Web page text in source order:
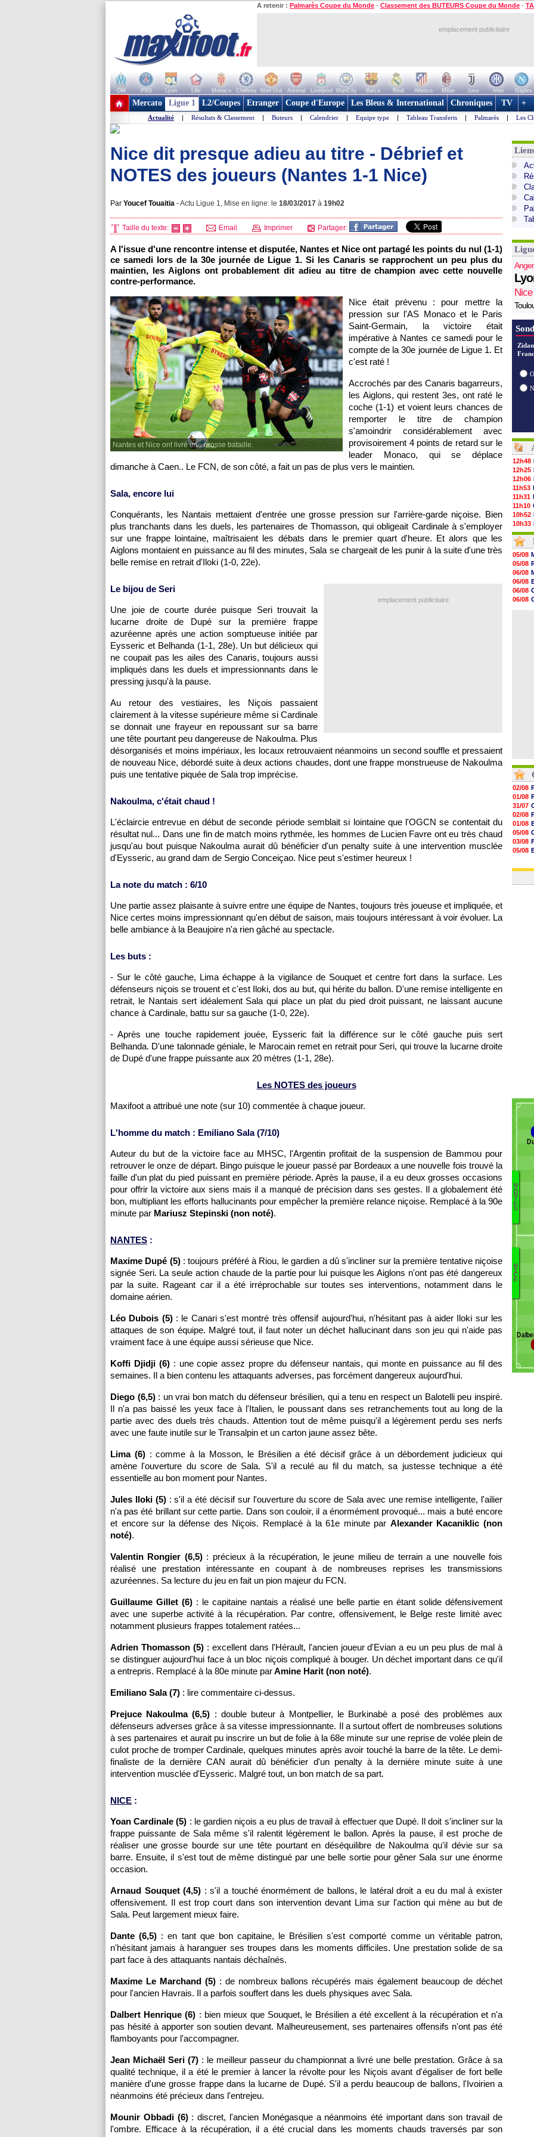
A retenir : Palmarès Coupe du Monde - Classement des BUTEURS Coupe du Monde -
emplacement publicitaire
OM PSG Lyon Lille Monaco Chelsea Man Utd Arsenal Liverpool ManCity Barca Real Atletico Milan Juve Inter Naples
+ de clubs
Mercato Ligue 1 L2/Coupes Etranger Coupe d'Europe Les Bleus & International Chroniques TV +
Actualité | Résultats & Classement | Buteurs | Calendrier | Equipe type | Tableau Transferts | Palmarès | Les
Nice dit presque adieu au titre - Débrief et
NOTES des joueurs (Nantes 1-1 Nice)
Par Youcef Touaitia -Actu Ligue 1, Mise en ligne: le 18/03/2017 à 19h02
Taille du texte: Email Imprimer Partager:
A l'issue d'une rencontre intense et disputée, Nantes et Nice ont partagé les points du nul (1-1)
ce samedi lors de la 30e journée de Ligue 1. Si les Canaris se rapprochent un peu plus du
maintien, les Aiglons ont probablement dit adieu au titre de champion avec cette nouvelle
contre-performance.
Nantes et Nice ont livré une grosse bataille.
Nice était prévenu : pour mettre la
pression sur l'AS Monaco et le Paris
Saint-Germain, la victoire était
impérative à Nantes ce samedi pour le
compte de la 30e journée de Ligue 1. Et
c'est raté !
Accrochés par des Canaris bagarreurs,
les Aiglons, qui restent 3es, ont raté le
coche (1-1) et voient leurs chances de
remporter le titre de champion
s'amoindrir considérablement avec
provisoirement 4 points de retard sur le
leader Monaco, qui se déplace
dimanche à Caen.. Le FCN, de son côté, a fait un pas de plus vers le maintien.
Sala, encore lui
Conquérants, les Nantais mettaient d'entrée une grosse pression sur l'arrière-garde niçoise. Bien
plus tranchants dans les duels, les partenaires de Thomasson, qui obligeait Cardinale à s'employer
sur une frappe lointaine, maîtrisaient les débats dans le premier quart d'heure. Et alors que les
Aiglons montaient en puissance au fil des minutes, Sala se chargeait de les punir à la suite d'une très
belle remise en retrait d'Iloki (1-0, 22e).
emplacement publicitaire
Le bijou de Seri
Une joie de courte durée puisque Seri trouvait la
lucarne droite de Dupé sur la première frappe
azuréenne après une action somptueuse initiée par
Eysseric et Belhanda (1-1, 28e). Un but délicieux qui
ne coupait pas les ailes des Canaris, toujours aussi
impliqués dans les duels et impressionnants dans le
pressing jusqu'à la pause.
Au retour des vestiaires, les Niçois passaient
clairement à la vitesse supérieure même si Cardinale
se donnait une frayeur en repoussant sur sa barre
une tête pourtant peu dangereuse de Nakoulma. Plus
désorganisés et moins impériaux, les locaux retrouvaient néanmoins un second souffle et pressaient
de nouveau Nice, débordé suite à deux actions chaudes, dont une frappe monstrueuse de Nakoulma
puis une tentative piquée de Sala trop imprécise.
Nakoulma, c'était chaud !
L'éclaircie entrevue en début de seconde période semblait si lointaine que l'OGCN se contentait du
résultat nul... Dans une fin de match moins rythmée, les hommes de Lucien Favre ont eu très chaud
jusqu'au bout puisque Nakoulma aurait dû bénéficier d'un penalty suite à une intervention musclée
d'Eysseric, au grand dam de Sergio Conceiçao. Nice peut s'estimer heureux !
La note du match : 6/10
Une partie assez plaisante à suivre entre une équipe de Nantes, toujours très joueuse et impliquée, et
Nice certes moins impressionnant qu'en début de saison, mais toujours intéressant à voir évoluer. La
belle ambiance à la Beaujoire n'a rien gâché au spectacle.
Les buts :
- Sur le côté gauche, Lima échappe à la vigilance de Souquet et centre fort dans la surface. Les
défenseurs niçois se trouent et c'est Iloki, dos au but, qui hérite du ballon. D'une remise intelligente en
retrait, le Nantais sert idéalement Sala qui place un plat du pied droit puissant, ne laissant aucune
chance à Cardinale, battu sur sa gauche (1-0, 22e).
- Après une touche rapidement jouée, Eysseric fait la différence sur le côté gauche puis sert
Belhanda. D'une talonnade géniale, le Marocain remet en retrait pour Seri, qui trouve la lucarne droite
de Dupé d'une frappe puissante aux 20 mètres (1-1, 28e).
Les NOTES des joueurs
Maxifoot a attribué une note (sur 10) commentée à chaque joueur.
L'homme du match : Emiliano Sala (7/10)
Auteur du but de la victoire face au MHSC, l'Argentin profitait de la suspension de Bammou pour
retrouver le onze de départ. Bingo puisque le joueur passé par Bordeaux a une nouvelle fois trouvé la
faille d'un plat du pied puissant en première période. Après la pause, il a eu deux grosses occasions
pour offrir la victoire aux siens mais il a manqué de précision dans ses gestes. Il a globalement été
bon, multipliant les efforts hallucinants pour empêcher la première relance niçoise. Remplacé à la 90e
minute par Mariusz Stepinski (non noté).
NANTES :
Maxime Dupé (5): toujours préféré à Riou, le gardien a dû s'incliner sur la première tentative niçoise
signée Seri. La seule action chaude de la partie pour lui puisque les Aiglons n'ont pas été dangereux
par la suite. Rageant car il a été irréprochable sur toutes ses interventions, notamment dans le
domaine aérien.
Léo Dubois (5): le Canari s'est montré très offensif aujourd'hui, n'hésitant pas à aider Iloki sur les
attaques de son équipe. Malgré tout, il faut noter un déchet hallucinant dans son jeu qui n'aide pas
vraiment face à une équipe aussi sérieuse que Nice.
Koffi Djidji (6): une copie assez propre du défenseur nantais, qui monte en puissance au fil des
semaines. Il a bien contenu les attaquants adverses, pas forcément dangereux aujourd'hui.
Diego (6,5): un vrai bon match du défenseur brésilien, qui a tenu en respect un Balotelli peu inspiré.
Il n'a pas baissé les yeux face à l'Italien, le poussant dans ses retranchements tout au long de la
partie avec des duels très chauds. Attention tout de même puisqu'il a légèrement perdu ses nerfs
avec une faute inutile sur le Transalpin et un carton jaune assez bête.
Lima (6): comme à la Mosson, le Brésilien a été décisif grâce à un débordement judicieux qui
amène l'ouverture du score de Sala. S'il a reculé au fil du match, sa justesse technique a été
essentielle au bon moment pour Nantes.
Jules Iloki (5): s'il a été décisif sur l'ouverture du score de Sala avec une remise intelligente, l'ailier
n'a pas été brillant sur cette partie. Dans son couloir, il a énormément provoqué... mais a buté encore
et encore sur la défense des Niçois. Remplacé à la 61e minute par Alexander Kacaniklic (non
noté).
Valentin Rongier (6,5): précieux à la récupération, le jeune milieu de terrain a une nouvelle fois
réalisé une prestation intéressante en coupant à de nombreuses reprises les transmissions
azuréennes. Sa lecture du jeu en fait un pion majeur du FCN.
Guillaume Gillet (6): le capitaine nantais a réalisé une belle partie en étant solide défensivement
avec une superbe activité à la récupération. Par contre, offensivement, le Belge reste limité avec
notamment plusieurs frappes totalement ratées...
Adrien Thomasson (5): excellent dans l'Hérault, l'ancien joueur d'Evian a eu un peu plus de mal à
se distinguer aujourd'hui face à un bloc niçois compliqué à bouger. Un déchet important dans ce qu'il
a entrepris. Remplacé à la 80e minute parAmine Harit (non noté).
Emiliano Sala (7) : lire commentaire ci-dessus.
Prejuce Nakoulma (6,5) : double buteur à Montpellier, le Burkinabè a posé des problèmes aux
défenseurs adverses grâce à sa vitesse impressionnante. Il a surtout offert de nombreuses solutions
à ses partenaires et aurait pu inscrire un but de folie à la 68e minute sur une reprise de volée plein de
culot proche de tromper Cardinale, quelques minutes après avoir touché la barre de la tête. Le demi-
finaliste de la dernière CAN aurait dû bénéficier d'un penalty à la dernière minute suite à une
intervention musclée d'Eysseric. Malgré tout, un bon match de sa part.
NICE :
Yoan Cardinale (5) : le gardien niçois a eu plus de travail à effectuer que Dupé. Il doit s'incliner sur la
frappe puissante de Sala même s'il ralentit légèrement le ballon. Après la pause, il est proche de
réaliser une grosse bourde sur une tête pourtant en déséquilibre de Nakoulma qu'il dévie sur sa
barre. Ensuite, il s'est tout de même distingué par une belle sortie pour gêner Sala sur une énorme
occasion.
Arnaud Souquet (4,5) : s'il a touché énormément de ballons, le latéral droit a eu du mal à exister
offensivement. Il est trop court dans son intervention devant Lima sur l'action qui mène au but de
Sala. Peut largement mieux faire.
Dante (6,5) : en tant que bon capitaine, le Brésilien s'est comporté comme un véritable patron,
n'hésitant jamais à haranguer ses troupes dans les moments difficiles. Une prestation solide de sa
part face à des attaquants nantais déchaînés.
Maxime Le Marchand (5): de nombreux ballons récupérés mais également beaucoup de déchet
pour l'ancien Havrais. Il a parfois souffert dans les duels physiques avec Sala.
Dalbert Henrique (6) : bien mieux que Souquet, le Brésilien a été excellent à la récupération et n'a
pas hésité à apporter son soutien devant. Malheureusement, ses partenaires offensifs n'ont pas été
flamboyants pour l'accompagner.
Jean Michaël Seri (7): le meilleur passeur du championnat a livré une belle prestation. Grâce à sa
qualité technique, il a été le premier à lancer la révolte pour les Niçois avant d'égaliser de fort belle
manière d'une grosse frappe dans la lucarne de Dupé. S'il a perdu beaucoup de ballons, l'Ivoirien a
néanmoins été précieux dans l'entrejeu.
Mounir Obbadi (6): discret, l'ancien Monégasque a néanmoins été important dans son travail de
l'ombre. Efficace à la récupération, il a été crucial dans les moments chauds traversés par son
Nice
12h48
12h25
12h06
11h53
11h31
11h10
10h52
10h33
10h12
10h09
10h05
09h44
09h24
09h06
08h44
08h22
06/08
05/08
05/08
06/08
06/08
06/08
06/08
02/08
01/08
31/07
02/08
01/08
05/08
03/08
05/08
03/08
N
A
N
E
S
N
I
C
E